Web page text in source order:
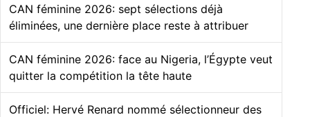
CAN féminine 2026: sept sélections déjà
éliminées, une dernière place reste à attribuer
CAN féminine 2026: face au Nigeria, l’Égypte veut
quitter la compétition la tête haute
Officiel: Hervé Renard nommé sélectionneur des